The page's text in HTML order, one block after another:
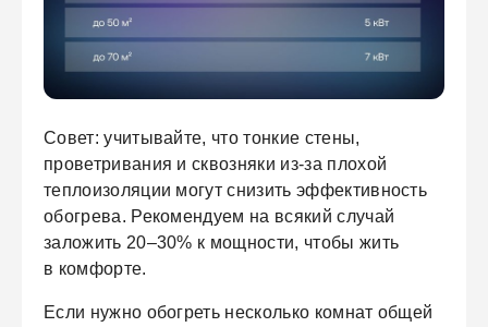
Совет: учитывайте, что тонкие стены,
проветривания и сквозняки из-за плохой
теплоизоляции могут снизить эффективность
обогрева. Рекомендуем на всякий случай
заложить 20–30% к мощности, чтобы жить
в комфорте.
Если нужно обогреть несколько комнат общей